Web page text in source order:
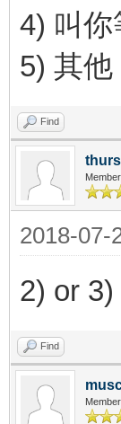
4) 叫
5) 其他
Find
Member
2018-07-
2) or
Find
Member